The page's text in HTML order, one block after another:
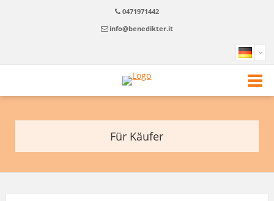
0471971442
info@benedikter.it
Für Käufer